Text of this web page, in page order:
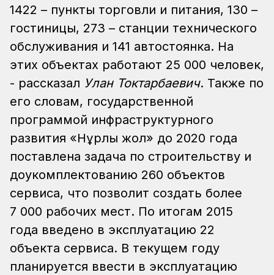
1422 – пункты торговли и питания, 130 –
гостиницы, 273 – станции технического
обслуживания и 141 автостоянка. На
этих объектах работают 25 000 человек,
- рассказал Улан Токтарбаевич. Также по
его словам, государственной
программой инфраструктурного
развития «Нұрлы жол» до 2020 года
поставлена задача по строительству и
доукомплектованию 260 объектов
сервиса, что позволит создать более
7 000 рабочих мест. По итогам 2015
года введено в эксплуатацию 22
объекта сервиса. В текущем году
планируется ввести в эксплуатацию